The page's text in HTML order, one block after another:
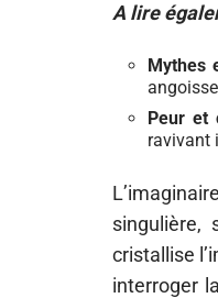
A lire
Mythes
Peur et
ravivant
singulière,
cristallise
interroger